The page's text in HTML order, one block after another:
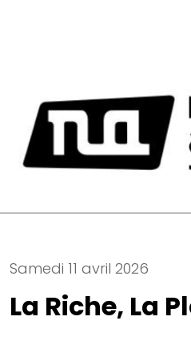
Samedi 11 avril 2026
La Riche, La